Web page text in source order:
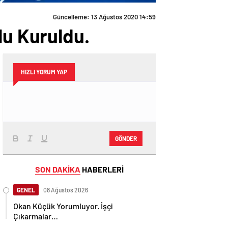
Güncelleme: 13 Ağustos 2020 14:59
Kuruldu.
HIZLI YORUM YAP
GÖNDER
SON DAKİKA HABERLERİ
GENEL 08 Ağustos 2026
Okan Küçük Yorumluyor. İşçi
Çıkarmalar…